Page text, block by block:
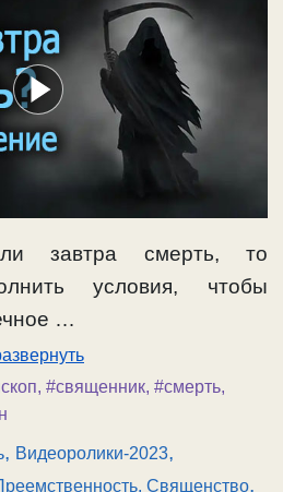
завтра смерть, то
условия, чтобы
…
, #священник, #смерть,
, Видеоролики-2023,
Священство,